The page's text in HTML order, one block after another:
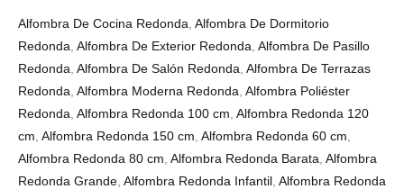
Alfombra De Cocina Redonda Alfombra De Dormitorio
Redonda Alfombra De Exterior Redonda Alfombra De Pasillo
Redonda Alfombra De Salón Redonda Alfombra De Terrazas
Redonda Alfombra Moderna Redonda Alfombra Poliéster
Redonda Alfombra Redonda 100 cm Alfombra Redonda 120
cm Alfombra Redonda 150 cm Alfombra Redonda 60 cm
Alfombra Redonda 80 cm Alfombra Redonda Barata Alfombra
Redonda Grande Alfombra Redonda Infantil Alfombra Redonda